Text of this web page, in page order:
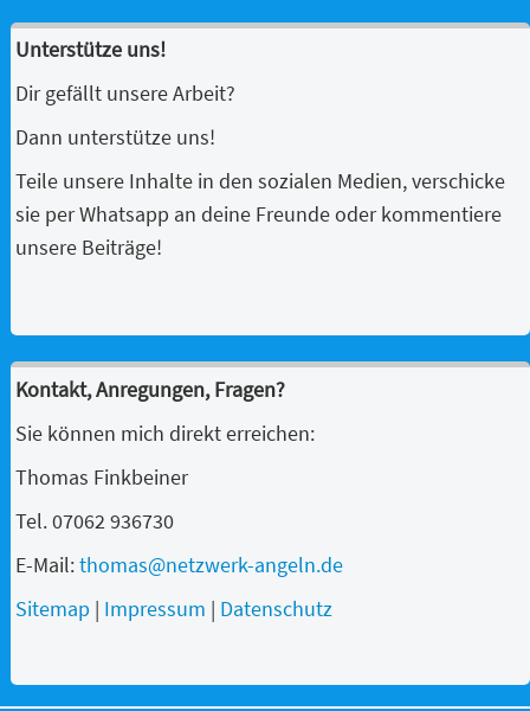
Unterstütze uns!
Dir gefällt unsere Arbeit?
Dann unterstütze uns!
Teile unsere Inhalte in den sozialen Medien, verschicke
sie per Whatsapp an deine Freunde oder kommentiere
unsere Beiträge!
Kontakt, Anregungen, Fragen?
Sie können mich direkt erreichen:
Thomas Finkbeiner
Tel. 07062 936730
E-Mail:thomas@netzwerk-angeln.de
Sitemap | Impressum | Datenschutz